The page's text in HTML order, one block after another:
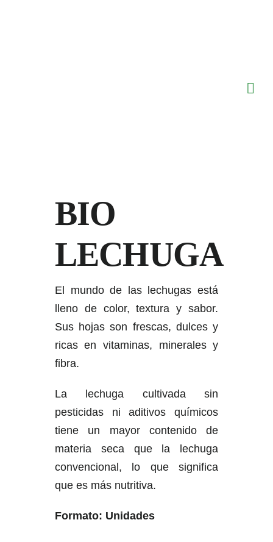
BIO
LECHUGA
El mundo de las lechugas está
lleno de color, textura y sabor.
Sus hojas son frescas, dulces y
ricas en vitaminas, minerales y
fibra.
La lechuga cultivada sin
pesticidas ni aditivos químicos
tiene un mayor contenido de
materia seca que la lechuga
convencional, lo que significa
que es más nutritiva.
Formato: Unidades